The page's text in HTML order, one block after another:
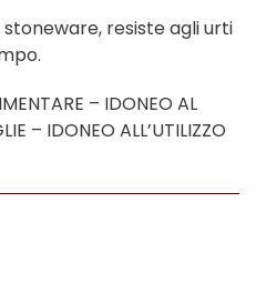
resiste agli urti
– IDONEO AL
– IDONEO ALL’UTILIZZO